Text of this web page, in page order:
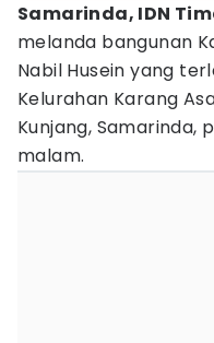
Samarinda, IDN
melanda bangunan
Nabil Husein yang
Kelurahan Karang
Kunjang, Samarinda,
malam.